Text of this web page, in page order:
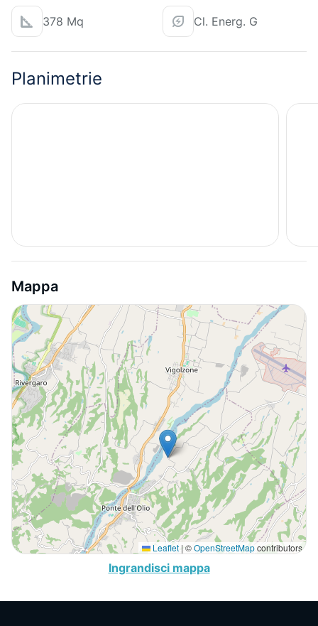
378 Mq Cl. Energ. G
Planimetrie
Mappa
Leaflet | ©OpenStreetMapcontributors
Ingrandisci mappa